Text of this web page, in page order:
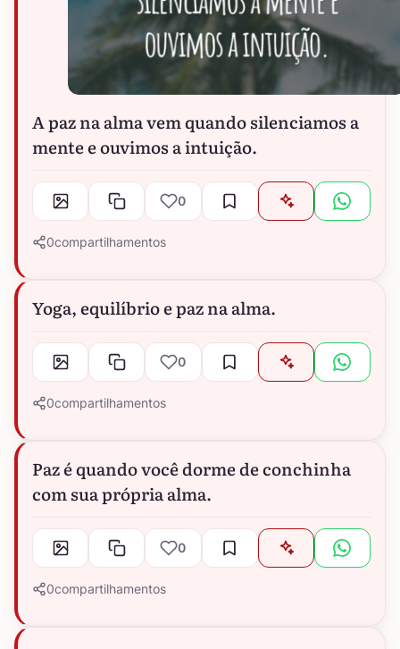
A paz na alma vem quando silenciamos a
mente e ouvimos a intuição.
0
0compartilhamentos
Yoga, equilíbrio e paz na alma.
0
0compartilhamentos
Paz é quando você dorme de conchinha
com sua própria alma.
0
0compartilhamentos